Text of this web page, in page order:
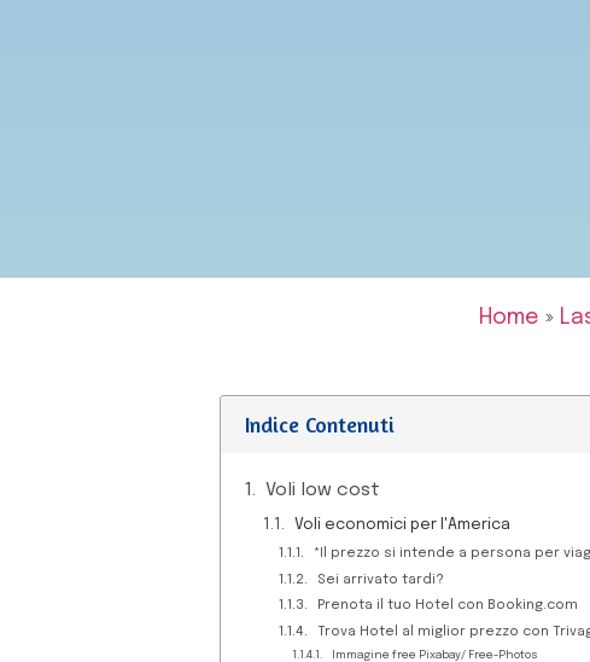
Home »
Indice Contenuti
Voli low cost
Voli economici per l'America
*Il prezzo si intende a persona per
Sei arrivato tardi?
Prenota il tuo Hotel con Booking.com
Trova Hotel al miglior prezzo con
Immagine free Pixabay/ Free-Photos